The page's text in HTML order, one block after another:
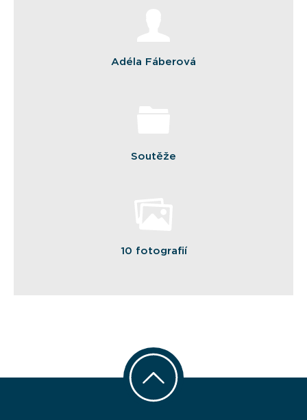
Adéla Fáberová
Soutěže
10 fotografií